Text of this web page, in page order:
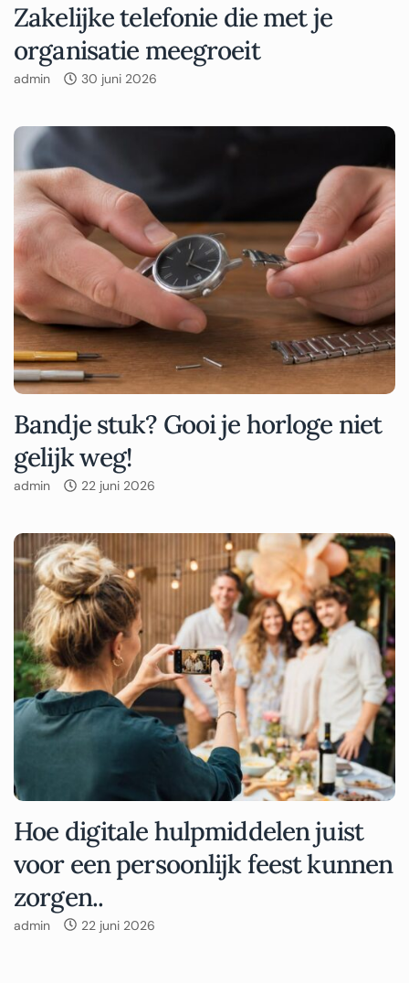
Zakelijke telefonie die met je
organisatie meegroeit
admin 30 juni 2026
Bandje stuk? Gooi je horloge niet
gelijk weg!
admin 22 juni 2026
Hoe digitale hulpmiddelen juist
voor een persoonlijk feest kunnen
zorgen..
admin 22 juni 2026